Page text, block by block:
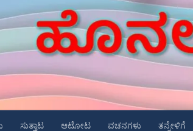
ಸುತ್ತಾಟ ಆಟೋಟ ವಚನಗಳು ತನ್ನೇಳಿಗೆ